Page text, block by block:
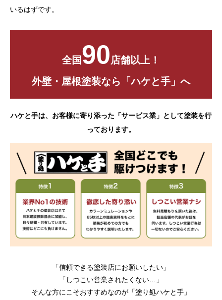
いるはずです。
全国90店舗以上！
外壁・屋根塗装なら「ハケと手」へ
ハケと手は、お客様に寄り添った「サービス業」として塗装を行
っております。
「信頼できる塗装店にお願いしたい」
「しつこい営業されたくない…」
そんな方にこそおすすめなのが「塗り処ハケと手」